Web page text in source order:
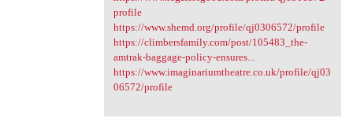
profile
https://www.shemd.org/profile/qj0306572/profile
https://climbersfamily.com/post/105483_the-
amtrak-baggage-policy-ensures...
https://www.imaginariumtheatre.co.uk/profile/qj03
06572/profile